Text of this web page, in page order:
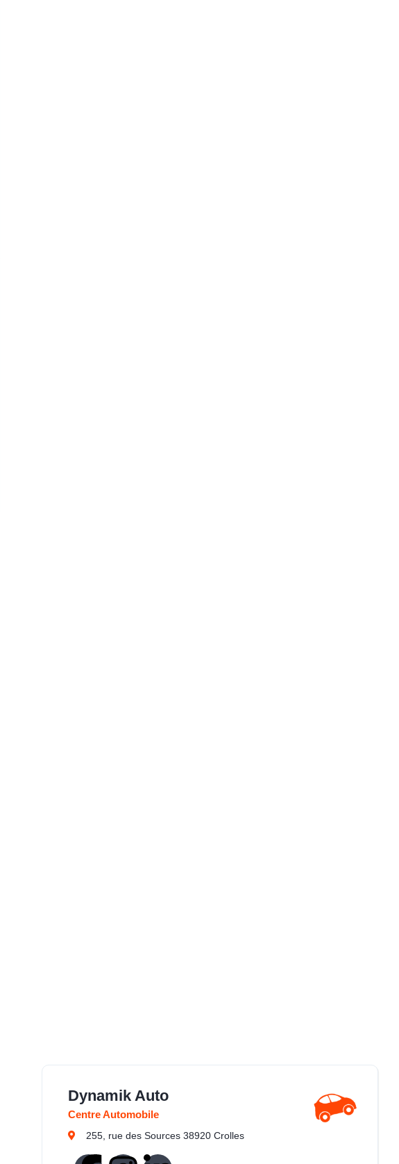
Dynamik Auto
Centre Automobile
255, rue des Sources 38920 Crolles